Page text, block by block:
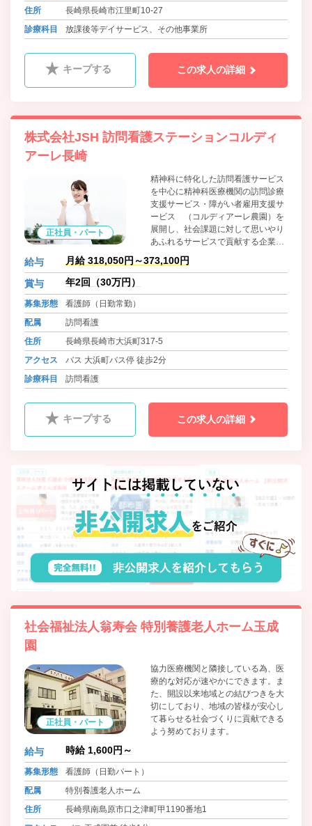
住所
長崎県長崎市江里町10-27
診療科目
放課後等デイサービス、その他事業所
キープする この求人の詳細
株式会社JSH 訪問看護ステーションコルディ
アーレ長崎
正社員・パート
精神科に特化した訪問看護サービス
を中心に精神科医療機関の訪問診療
支援サービス・障がい者雇用支援サ
ービス （コルディアーレ農園）を
展開し、社会課題に対して思いやり
あふれるサービスで貢献する企業で
す。在宅医療事業と地方創生事業の
連携をはかり職場定着率を高めてい
きます。住み慣れた地域で社会的な
の実現を目指します。
給与 月給 318,050円～373,100円
賞与 年2回（30万円）
募集形態
看護師（日勤常勤）
配属
訪問看護
住所
長崎県長崎市大浜町317-5
アクセス
バス 大浜町バス停 徒歩2分
診療科目
訪問看護
キープする この求人の詳細
社会福祉法人翁寿会 特別養護老人ホーム玉成
園
正社員・パート
協力医療機関と隣接している為、医
療的な対応が速やかにできます。ま
た、開設以来地域との結びつきを大
切にしており、地域の皆様が安心し
て暮らせる社会づくりに貢献できる
よう努めております。
給与 時給 1,600円～
募集形態
看護師（日勤パート）
配属
特別養護老人ホーム
住所
長崎県南島原市口之津町甲1190番地1